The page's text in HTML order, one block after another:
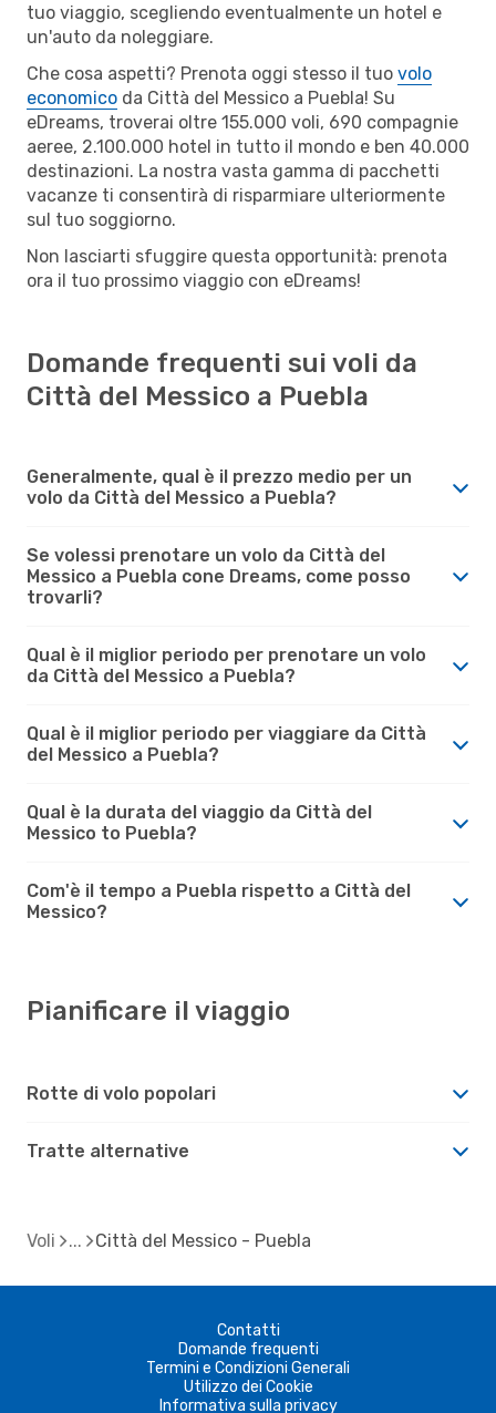
tuo viaggio, scegliendo eventualmente un hotel e
un'auto da noleggiare.
Che cosa aspetti? Prenota oggi stesso il tuo volo
economico da Città del Messico a Puebla! Su
eDreams, troverai oltre 155.000 voli, 690 compagnie
aeree, 2.100.000 hotel in tutto il mondo e ben 40.000
destinazioni. La nostra vasta gamma di pacchetti
vacanze ti consentirà di risparmiare ulteriormente
sul tuo soggiorno.
Non lasciarti sfuggire questa opportunità: prenota
ora il tuo prossimo viaggio con eDreams!
Domande frequenti sui voli da
Città del Messico a Puebla
Generalmente, qual è il prezzo medio per un
volo da Città del Messico a Puebla?
Se volessi prenotare un volo da Città del
Messico a Puebla cone Dreams, come posso
trovarli?
Qual è il miglior periodo per prenotare un volo
da Città del Messico a Puebla?
Qual è il miglior periodo per viaggiare da Città
del Messico a Puebla?
Qual è la durata del viaggio da Città del
Messico to Puebla?
Com'è il tempo a Puebla rispetto a Città del
Messico?
Pianificare il viaggio
Rotte di volo popolari
Tratte alternative
Voli Città del Messico - Puebla
Contatti
Domande frequenti
Termini e Condizioni Generali
Utilizzo dei Cookie
Informativa sulla privacy